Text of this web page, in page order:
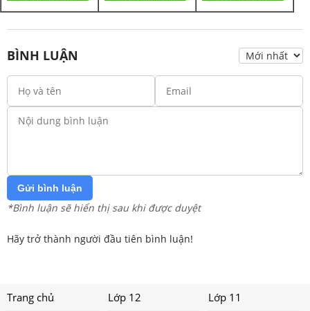
BÌNH LUẬN
Gửi bình luận
*Bình luận sẽ hiển thị sau khi được duyệt
Hãy trở thành người đầu tiên bình luận!
Trang chủ Lớp 12
Lớp 11